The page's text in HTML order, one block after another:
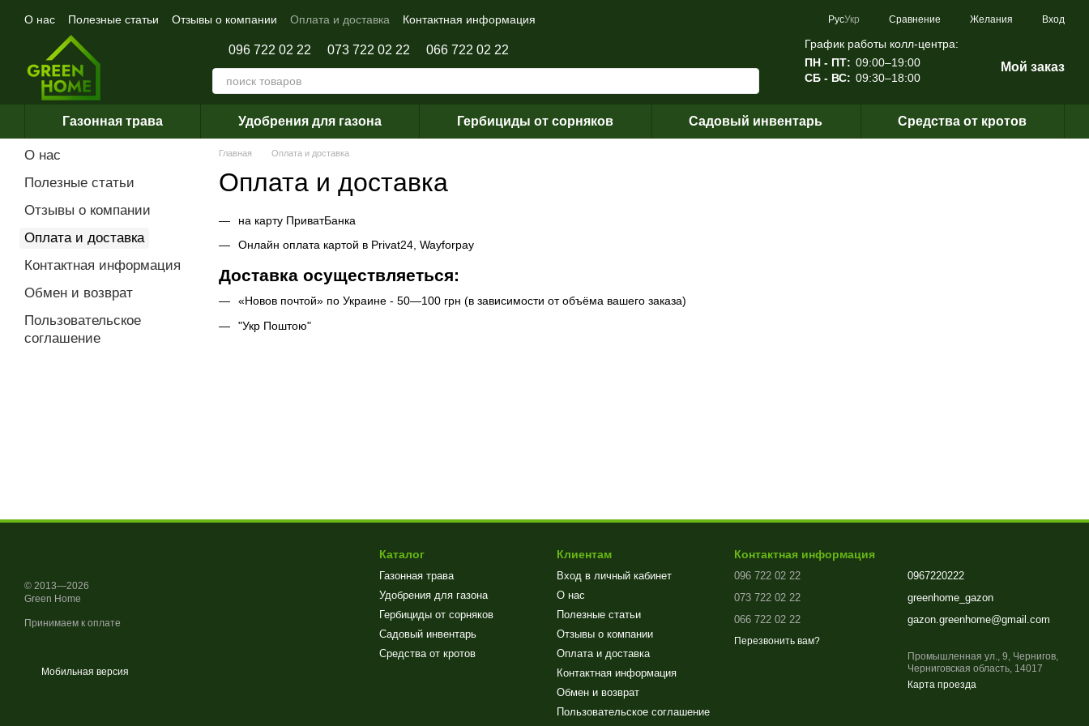
О нас Полезные статьи Отзывы о компании Оплата и доставка Контактная информация РусУкр Сравнение Желания Вход
096 722 02 22 073 722 02 22 066 722 02 22
График работы колл-центра:
ПН - ПТ: 09:00–19:00
СБ - ВС: 09:30–18:00
Мой заказ
Газонная трава Удобрения для газона Гербициды от сорняков Садовый инвентарь Средства от кротов
Главная Оплата и доставка
Оплата и доставка
на карту ПриватБанка
Онлайн оплата картой в Privat24, Wayforpay
Доставка осуществляеться:
«Новов почтой» по Украине - 50—100 грн (в зависимости от объёма вашего заказа)
"Укр Поштою"
О нас
Полезные статьи
Отзывы о компании
Оплата и доставка
Контактная информация
Обмен и возврат
Пользовательское
соглашение
© 2013—2026
Green Home
Принимаем к оплате
Мобильная версия
Каталог
Газонная трава
Удобрения для газона
Гербициды от сорняков
Садовый инвентарь
Средства от кротов
Клиентам
Вход в личный кабинет
О нас
Полезные статьи
Отзывы о компании
Оплата и доставка
Контактная информация
Обмен и возврат
Пользовательское соглашение
Контактная информация
096 722 02 22
073 722 02 22
066 722 02 22
Перезвонить вам?
0967220222
greenhome_gazon
gazon.greenhome@gmail.com
Промышленная ул., 9, Чернигов,
Черниговская область, 14017
Карта проезда